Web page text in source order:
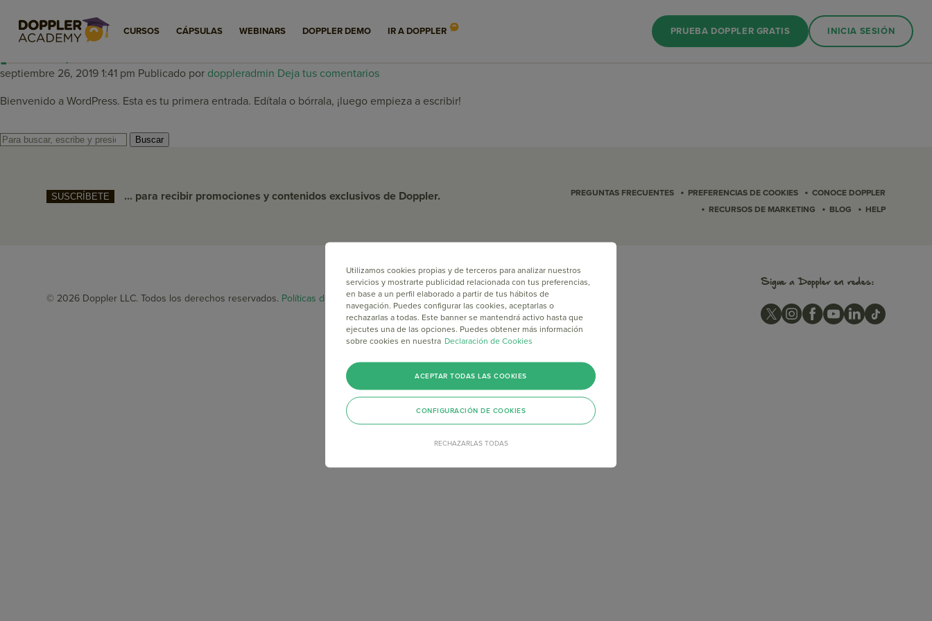
CURSOS CÁPSULAS WEBINARS DOPPLER DEMO IR A DOPPLER PRUEBA DOPPLER GRATIS INICIA SESIÓN
Archivos de autor dedoppleradmin
¡Hola, mundo!
septiembre 26, 2019 1:41 pm Publicado por doppleradmin Deja tus comentarios
Bienvenido a WordPress. Esta es tu primera entrada. Edítala o bórrala, ¡luego empieza a escribir!
Buscar
SUSCRÍBETE ... para recibir promociones y contenidos exclusivos de Doppler. PREGUNTAS FRECUENTES • PREFERENCIAS DE COOKIES • CONOCE DOPPLER
• RECURSOS DE MARKETING • BLOG • HELP
© 2026 Doppler LLC. Todos los derechos reservados. Políticas de privacidad y legales.
Sigue a Doppler en redes:
Utilizamos cookies propias y de terceros para analizar nuestros
servicios y mostrarte publicidad relacionada con tus preferencias,
en base a un perfil elaborado a partir de tus hábitos de
navegación. Puedes configurar las cookies, aceptarlas o
rechazarlas a todas. Este banner se mantendrá activo hasta que
ejecutes una de las opciones. Puedes obtener más información
sobre cookies en nuestra Declaración de Cookies
RECHAZARLAS TODAS
ACEPTAR TODAS LAS COOKIES
CONFIGURACIÓN DE COOKIES